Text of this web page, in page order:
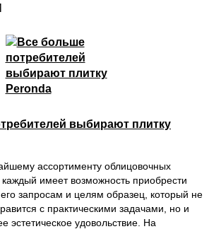
выбирают плитку
ассортименту облицовочных
каждый имеет возможность приобрести
запросам и целям образец, который не
с практическими задачами, но и
эстетическое удовольствие. На